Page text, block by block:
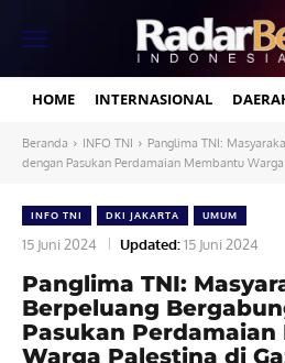
HOME INTERNASIONAL
Beranda INFO TNI
Panglima TNI:
dengan Pasukan Perdamaian Membantu
INFO TNI DKI JAKARTA UMUM
15 Juni 2024 Updated:15 Juni 2024
Panglima TNI:
Berpeluang
Pasukan Perdamaian
Warga Palestina di